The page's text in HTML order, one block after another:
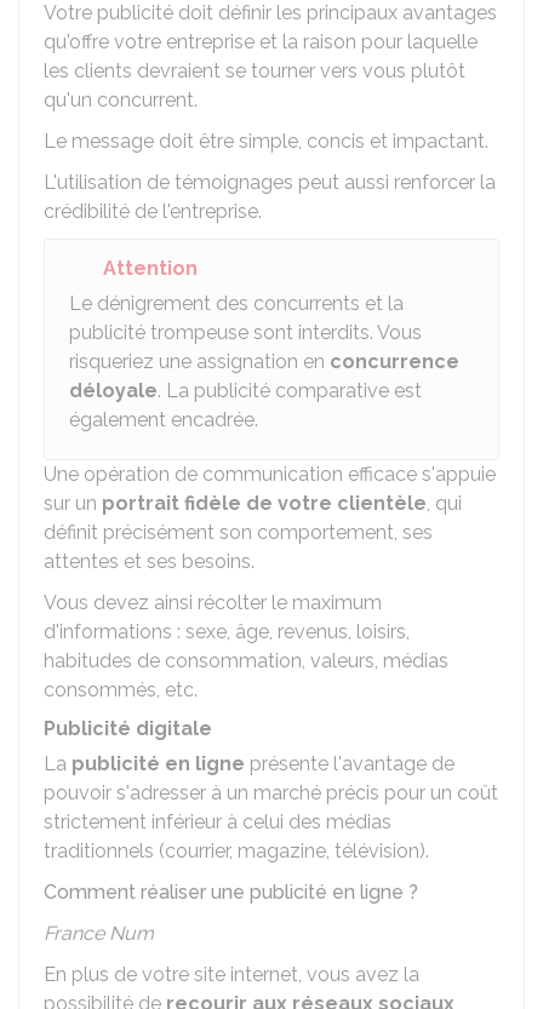
Votre publicité doit définir les principaux avantages
qu'offre votre entreprise et la raison pour laquelle
les clients devraient se tourner vers vous plutôt
qu'un concurrent.
Le message doit être simple, concis et impactant.
L'utilisation de témoignages peut aussi renforcer la
crédibilité de l'entreprise.
Attention
Le dénigrement des concurrents et la
publicité trompeuse sont interdits. Vous
risqueriez une assignation en concurrence
déloyale. La publicité comparative est
également encadrée.
Une opération de communication efficace s'appuie
sur un portrait fidèle de votre clientèle, qui
définit précisément son comportement, ses
attentes et ses besoins.
Vous devez ainsi récolter le maximum
d'informations : sexe, âge, revenus, loisirs,
habitudes de consommation, valeurs, médias
consommés, etc.
Publicité digitale
La publicité en ligne présente l'avantage de
pouvoir s'adresser à un marché précis pour un coût
strictement inférieur à celui des médias
traditionnels (courrier, magazine, télévision).
Comment réaliser une publicité en ligne ?
France Num
En plus de votre site internet, vous avez la
possibilité de recourir aux réseaux sociaux